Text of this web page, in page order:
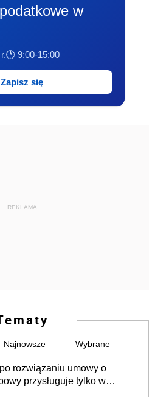
w
🕐 9:00-15:00
Zapisz się
REKLAMA
Najnowsze Wybrane
rozwiązaniu umowy o
przysługuje tylko w